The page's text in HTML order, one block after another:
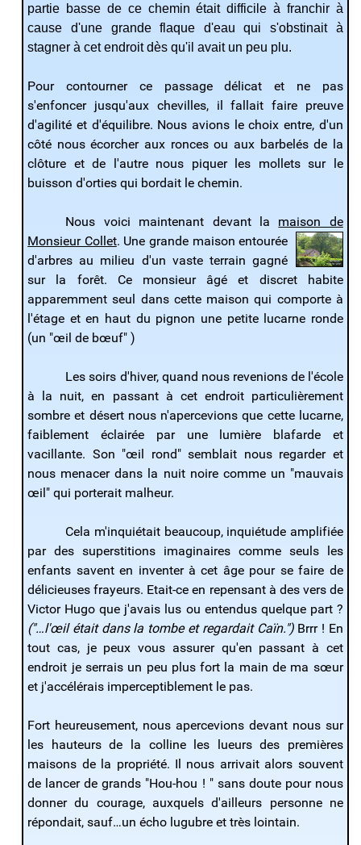
partie basse de ce chemin était difficile à franchir à
cause d'une grande flaque d'eau qui s'obstinait à
stagner à cet endroit dès qu'il avait un peu plu.
Pour contourner ce passage délicat et ne pas
s'enfoncer jusqu'aux chevilles, il fallait faire preuve
d'agilité et d'équilibre. Nous avions le choix entre, d'un
côté nous écorcher aux ronces ou aux barbelés de la
clôture et de l'autre nous piquer les mollets sur le
buisson d'orties qui bordait le chemin.
Nous voici maintenant devant la maison de
Monsieur Collet. Une grande maison entourée
d'arbres au milieu d'un vaste terrain gagné
sur la forêt. Ce monsieur âgé et discret habite
apparemment seul dans cette maison qui comporte à
l'étage et en haut du pignon une petite lucarne ronde
(un "œil de bœuf" )
Les soirs d'hiver, quand nous revenions de l'école
à la nuit, en passant à cet endroit particulièrement
sombre et désert nous n'apercevions que cette lucarne,
faiblement éclairée par une lumière blafarde et
vacillante. Son "œil rond" semblait nous regarder et
nous menacer dans la nuit noire comme un "mauvais
œil" qui porterait malheur.
Cela m'inquiétait beaucoup, inquiétude amplifiée
par des superstitions imaginaires comme seuls les
enfants savent en inventer à cet âge pour se faire de
délicieuses frayeurs. Etait-ce en repensant à des vers de
Victor Hugo que j'avais lus ou entendus quelque part ?
("…l'œil était dans la tombe et regardait Caïn.")Brrr ! En
tout cas, je peux vous assurer qu'en passant à cet
endroit je serrais un peu plus fort la main de ma sœur
et j'accélérais imperceptiblement le pas.
Fort heureusement, nous apercevions devant nous sur
les hauteurs de la colline les lueurs des premières
maisons de la propriété. Il nous arrivait alors souvent
de lancer de grands "Hou-hou ! " sans doute pour nous
donner du courage, auxquels d'ailleurs personne ne
répondait, sauf…un écho lugubre et très lointain.